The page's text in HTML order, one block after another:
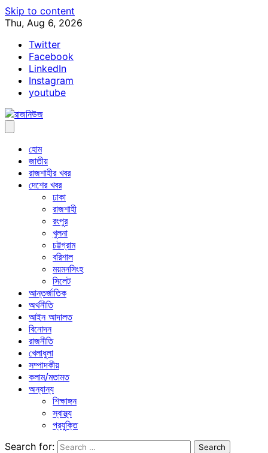
Skip to content
Thu, Aug 6, 2026
Twitter
Facebook
LinkedIn
Instagram
youtube
হোম
জাতীয়
রাজশাহীর খবর
দেশের খবর
ঢাকা
রাজশাহী
রংপুর
খুলনা
চট্টগ্রাম
বরিশাল
ময়মনসিংহ
সিলেট
আন্তর্জাতিক
অর্থনীতি
আইন আদালত
বিনোদন
রাজনীতি
খেলাধুলা
সম্পাদকীয়
কলাম/মতামত
অন্যান্য
শিক্ষাঙ্গন
স্বাস্থ্য
প্রযুক্তি
Search for: